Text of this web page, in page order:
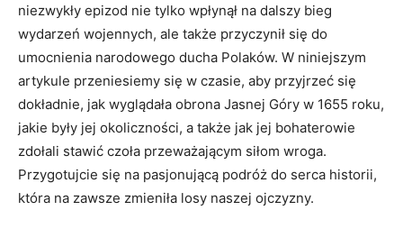
niezwykły epizod nie tylko wpłynął na dalszy bieg
wydarzeń wojennych, ale także przyczynił się do
umocnienia narodowego‍ ducha Polaków. W niniejszym
artykule przeniesiemy się w czasie, aby przyjrzeć się
dokładnie, jak wyglądała obrona Jasnej Góry w 1655 roku,
jakie były jej okoliczności, a także jak jej bohaterowie
zdołali stawić ⁤czoła przeważającym siłom wroga.
Przygotujcie się na pasjonującą⁢ podróż do serca historii,
która na zawsze zmieniła losy naszej ojczyzny.